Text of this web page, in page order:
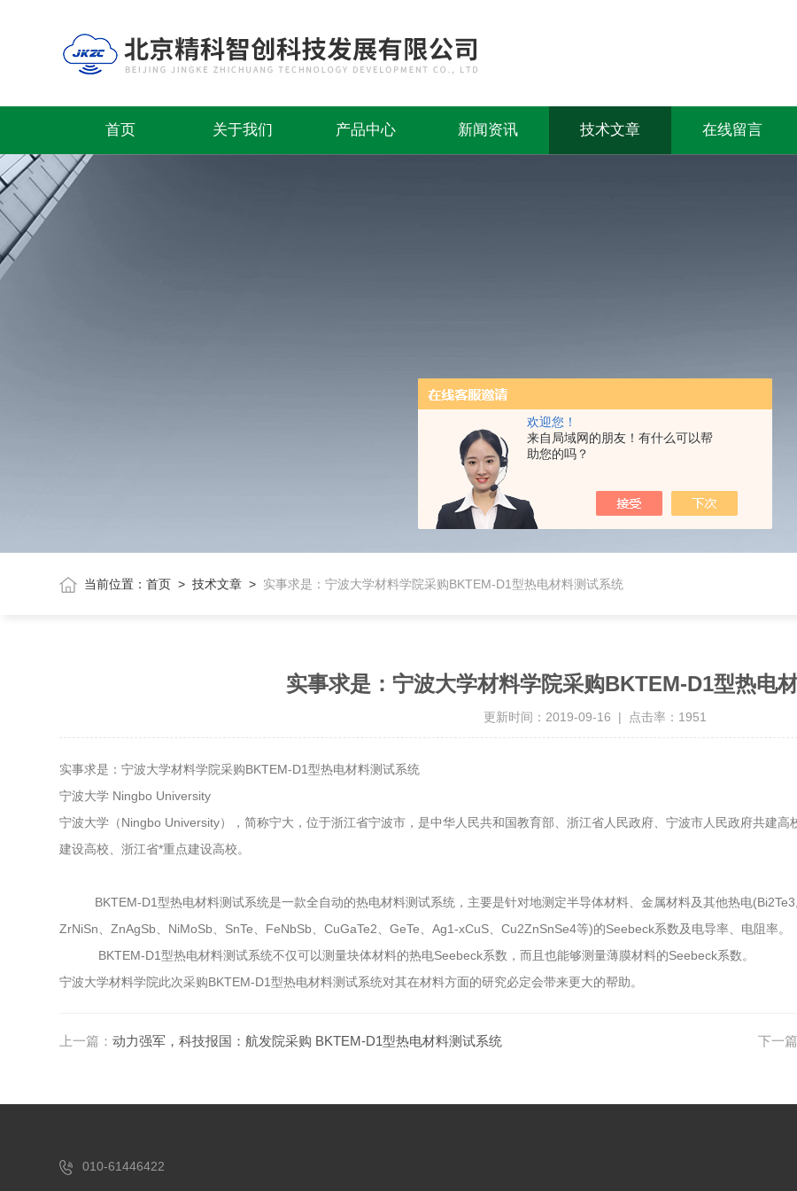
欢迎您！
来自局域网的朋友！有什么可以帮
助您的吗？
首页 关于我们 产品中心 新闻资讯 技术文章 在线留言
当前位置：首页 >技术文章 > 实事求是：宁波大学材料学院采购BKTEM-D1型热电材料测试系统
实事求是：宁波大学材料学院采购BKTEM-D1型热电
更新时间：2019-09-16 | 点击率：1951
实事求是：宁波大学材料学院采购BKTEM-D1型热电材料测试系统
宁波大学 Ningbo University
宁波大学（Ningbo University），简称宁大，位于浙江省宁波市，是中华人民共和国教育部、浙江省人民政府、宁波市人民政府共建高
建设高校、浙江省*重点建设高校。
BKTEM-D1型热电材料测试系统是一款全自动的热电材料测试系统，主要是针对地测定半导体材料、金属材料及其他热电
ZrNiSn、ZnAgSb、NiMoSb、SnTe、FeNbSb、CuGaTe2、GeTe、Ag1-xCuS、Cu2ZnSnSe4等)的Seebeck系数及电导率、电阻率。
BKTEM-D1型热电材料测试系统不仅可以测量块体材料的热电Seebeck系数，而且也能够测量薄膜材料的Seebeck系数。
宁波大学材料学院此次采购BKTEM-D1型热电材料测试系统对其在材料方面的研究必定会带来更大的帮助。
上一篇：动力强军，科技报国：航发院采购 BKTEM-D1型热电材料测试系统 下一篇
010-61446422